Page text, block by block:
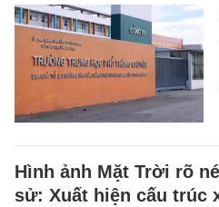
Hình ảnh Mặt Trời rõ
sử: Xuất hiện cấu trúc